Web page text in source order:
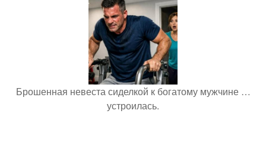
Брошенная невеста сиделкой к богатому мужчине …
устроилась.